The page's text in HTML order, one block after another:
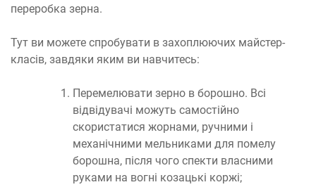
переробка зерна.
Тут ви можете спробувати в захоплюючих майстер-
класів, завдяки яким ви навчитесь:
Перемелювати зерно в борошно. Всі
відвідувачі можуть самостійно
скористатися жорнами, ручними і
механічними мельниками для помелу
борошна, після чого спекти власними
руками на вогні козацькі коржі;